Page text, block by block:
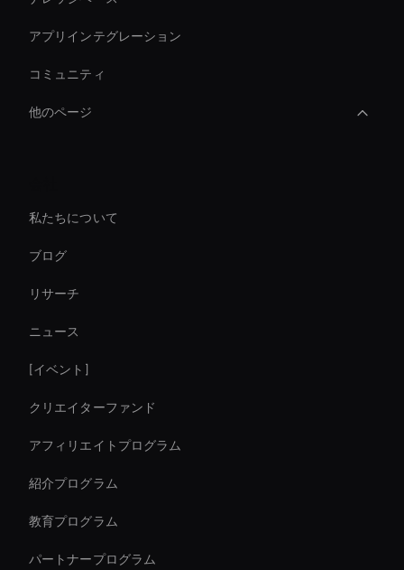
アプリインテグレーション
コミュニティ
他のページ
Virtual Spokesperson For Branding
Live Cam Ai Avatar
Virtual Events Ai Avatar
AI ビデオ文字起こしツール
Ai Avatar For Education
eコマームの売り上げを即座に増やす
私たちについて
ブログ
リサーチ
ニュース
[イベント]
クリエイターファンド
アフィリエイトプログラム
紹介プログラム
教育プログラム
パートナープログラム